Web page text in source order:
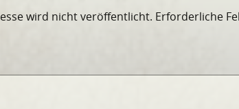
wird nicht veröffentlicht. Erforderliche